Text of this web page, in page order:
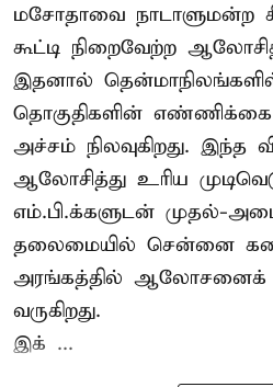
மசோதாவை நாடாளுமன்ற
கூட்டி நிறைவேற்ற
இதனால்
தொகுதிகளின் எண்ணிக்கை
அச்சம் நிலவுகிறது. இந்த
ஆலோசித்து உரிய
எம்.பி.க்களுடன் முதல்-
தலைமையில் சென்னை
அரங்கத்தில் ஆலோசனைக்
வருகிறது.
இக் ...